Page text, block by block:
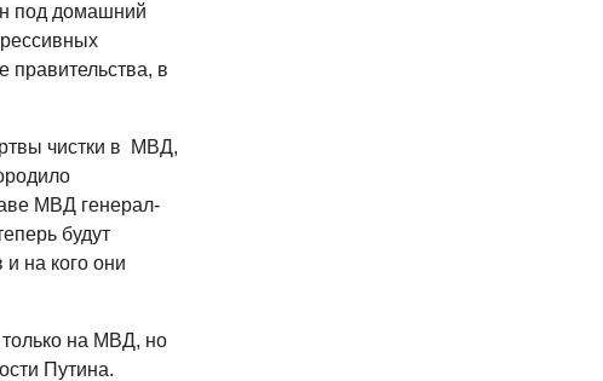
под домашний
правительства, в
чистки в МВД,
МВД генерал-
будут
на кого они
только на МВД, но
Путина.